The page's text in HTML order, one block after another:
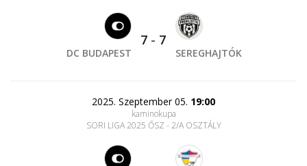
DC BUDAPEST
7 - 7
SEREGHAJTÓK
2025. Szeptember 05. 19:00
kaminokupa
SORI LIGA 2025 ŐSZ - 2/A OSZTÁLY